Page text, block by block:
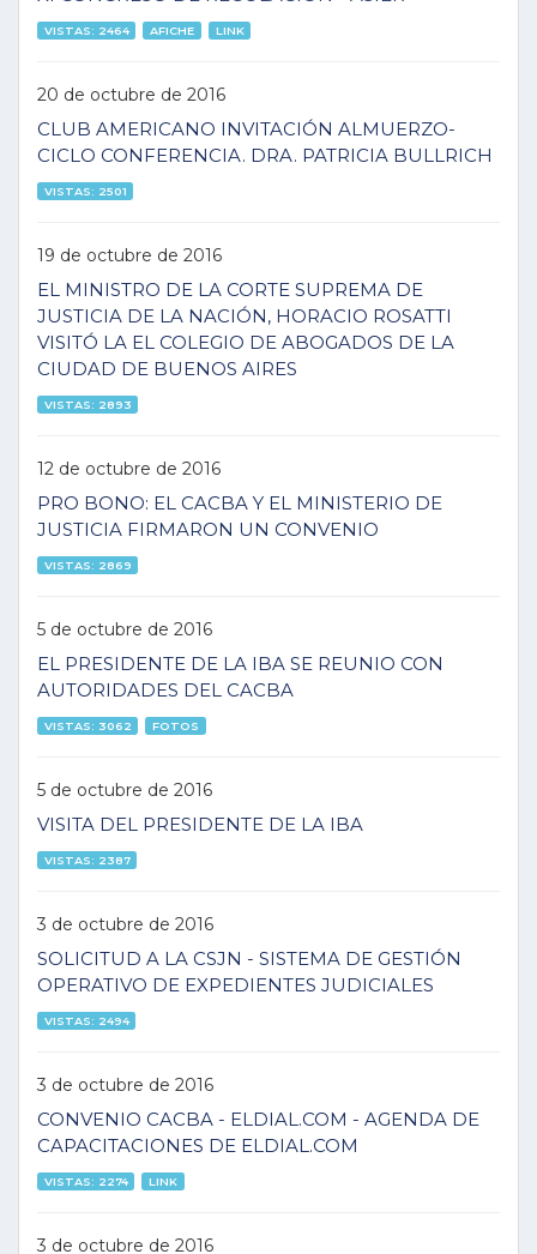
VISTAS: 2464 AFICHE LINK
20 de octubre de 2016
CLUB AMERICANO INVITACIÓN ALMUERZO-
CICLO CONFERENCIA. DRA. PATRICIA BULLRICH
VISTAS: 2501
19 de octubre de 2016
EL MINISTRO DE LA CORTE SUPREMA DE
JUSTICIA DE LA NACIÓN, HORACIO ROSATTI
VISITÓ LA EL COLEGIO DE ABOGADOS DE LA
CIUDAD DE BUENOS AIRES
VISTAS: 2893
12 de octubre de 2016
PRO BONO: EL CACBA Y EL MINISTERIO DE
JUSTICIA FIRMARON UN CONVENIO
VISTAS: 2869
5 de octubre de 2016
EL PRESIDENTE DE LA IBA SE REUNIO CON
AUTORIDADES DEL CACBA
VISTAS: 3062 FOTOS
5 de octubre de 2016
VISITA DEL PRESIDENTE DE LA IBA
VISTAS: 2387
3 de octubre de 2016
SOLICITUD A LA CSJN - SISTEMA DE GESTIÓN
OPERATIVO DE EXPEDIENTES JUDICIALES
VISTAS: 2494
3 de octubre de 2016
CONVENIO CACBA - ELDIAL.COM - AGENDA DE
CAPACITACIONES DE ELDIAL.COM
VISTAS: 2274 LINK
3 de octubre de 2016